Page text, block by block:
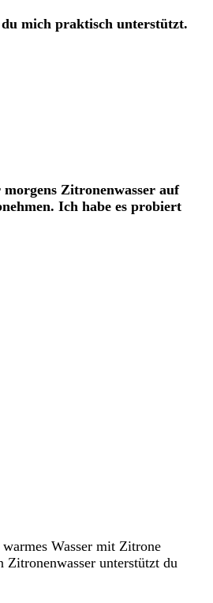
mich praktisch unterstützt.
Zitronenwasser auf
Ich habe es probiert
Wasser mit Zitrone
unterstützt du